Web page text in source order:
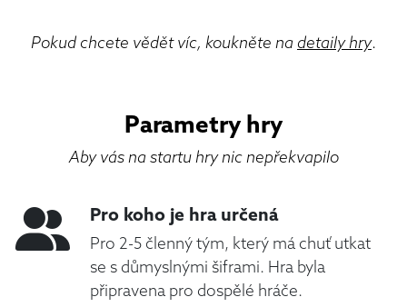
Pokud chcete vědět víc, koukněte na detaily hry.
Parametry hry
Aby vás na startu hry nic nepřekvapilo
Pro koho je hra určená
Pro 2-5 členný tým, který má chuť utkat
se s důmyslnými šiframi. Hra byla
připravena pro dospělé hráče.